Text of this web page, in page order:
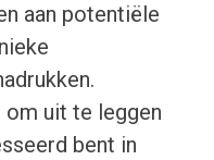
aan potentiële
uit te leggen
bent in